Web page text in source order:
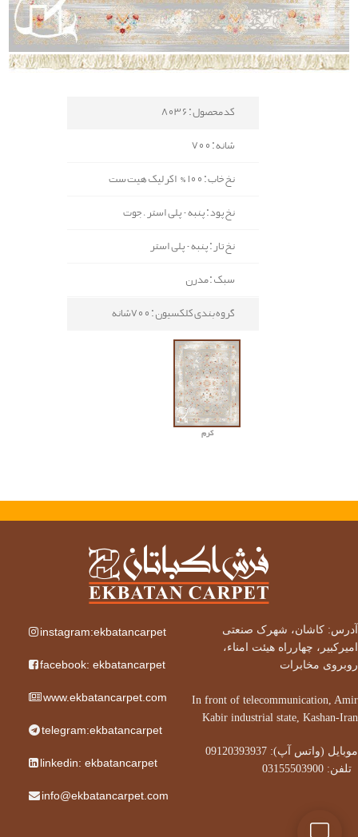
کد محصول : 8036
شانه : 700
نخ خاب : 100% اکرلیک هیت ست
نخ پود : پنبه - پلی استر ، جوت
نخ تار : پنبه - پلی استر
سبک : مدرن
گروه بندی کلکسیون : 700شانه
کرم
آدرس: کاشان، شهرک صنعتی
امیرکبیر، چهارراه هیئت امناء،
روبروی مخابرات
In front of telecommunication, Amir
Kabir industrial state, Kashan-Iran
تلفن: 03155503900
instagram:ekbatancarpet
facebook: ekbatancarpet
www.ekbatancarpet.com
telegram:ekbatancarpet
linkedin: ekbatancarpet
info@ekbatancarpet.com